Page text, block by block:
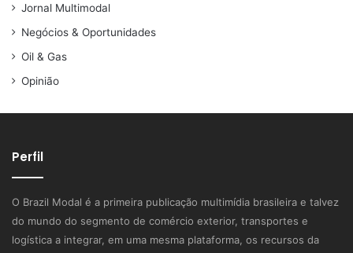
Jornal Multimodal
Negócios & Oportunidades
Oil & Gas
Opinião
Perfil
O Brazil Modal é a primeira publicação multimídia brasileira e talvez
do mundo do segmento de comércio exterior, transportes e
logística a integrar, em uma mesma plataforma, os recursos da